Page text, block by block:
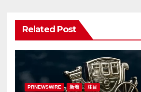
ー
シ
ョ
ン
Related Post
PRNEWSWIRE 新着 注目